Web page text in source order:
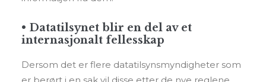
• Datatilsynet blir en del av et
internasjonalt fellesskap
Dersom det er flere datatilsynsmyndigheter som